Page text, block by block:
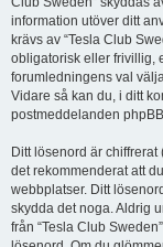
information utöver ditt
krävs av “Tesla Club
obligatorisk eller frivillig,
forumledningens val
Vidare så kan du, i ditt
postmeddelanden
Ditt lösenord är
det rekommenderat att
webbplatser. Ditt
skydda det noga. Aldrig
från “Tesla Club